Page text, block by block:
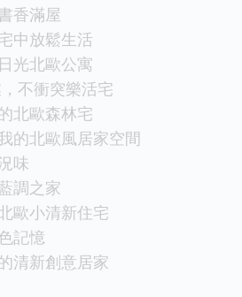
香滿屋
中放鬆生活
光北歐公寓
不衝突樂活宅
北歐森林宅
的北歐風居家空間
味
調之家
歐小清新住宅
記憶
清新創意居家